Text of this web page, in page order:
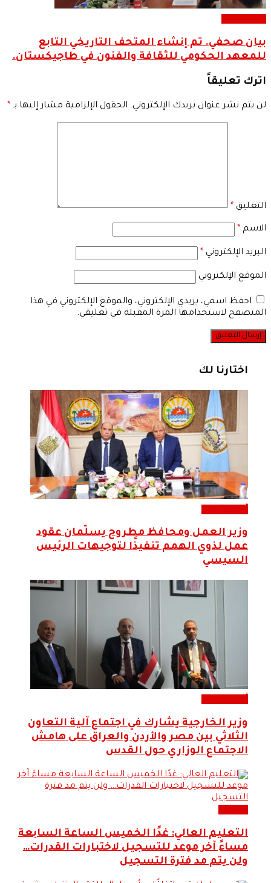
بيان صحفي. تم إنشاء المتحف التاريخي التابع
للمعهد الحكومي للثقافة والفنون في طاجيكستان.
اترك تعليقاً
لن يتم نشر عنوان بريدك الإلكتروني. الحقول الإلزامية مشار إليها بـ *
التعليق *
الاسم *
البريد الإلكتروني *
الموقع الإلكتروني
احفظ اسمي، بريدي الإلكتروني، والموقع الإلكتروني في هذا
المتصفح لاستخدامها المرة المقبلة في تعليقي.
اختارنا لك
وزير العمل ومحافظ مطروح يسلّمان عقود
عمل لذوي الهمم تنفيذًا لتوجيهات الرئيس
السيسي
وزير الخارجية يشارك في اجتماع آلية التعاون
الثلاثي بين مصر والأردن والعراق على هامش
الاجتماع الوزاري حول القدس
التعليم العالي: غدًا الخميس الساعة السابعة
مساءً آخر موعد للتسجيل لاختبارات القدرات…
ولن يتم مد فترة التسجيل